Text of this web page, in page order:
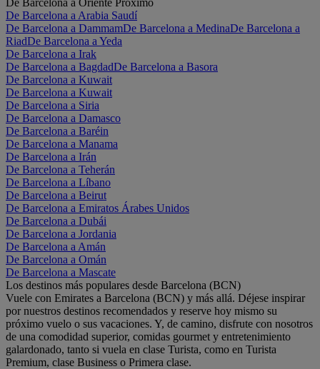
De Barcelona a Arabia Saudí
De Barcelona a DammamDe Barcelona a MedinaDe Barcelona a
RiadDe Barcelona a Yeda
De Barcelona a Irak
De Barcelona a BagdadDe Barcelona a Basora
De Barcelona a Kuwait
De Barcelona a Kuwait
De Barcelona a Siria
De Barcelona a Damasco
De Barcelona a Baréin
De Barcelona a Manama
De Barcelona a Irán
De Barcelona a Teherán
De Barcelona a Líbano
De Barcelona a Beirut
De Barcelona a Emiratos Árabes Unidos
De Barcelona a Dubái
De Barcelona a Jordania
De Barcelona a Amán
De Barcelona a Omán
De Barcelona a Mascate
Los destinos más populares desde Barcelona (BCN)
Vuele con Emirates a Barcelona (BCN) y más allá. Déjese inspirar
por nuestros destinos recomendados y reserve hoy mismo su
próximo vuelo o sus vacaciones. Y, de camino, disfrute con nosotros
de una comodidad superior, comidas gourmet y entretenimiento
galardonado, tanto si vuela en clase Turista, como en Turista
Premium, clase Business o Primera clase.